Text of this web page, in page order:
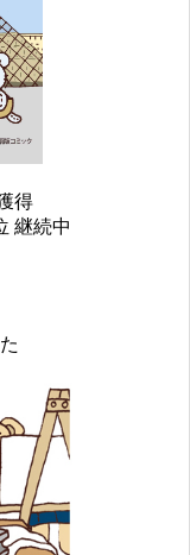
得
継続中